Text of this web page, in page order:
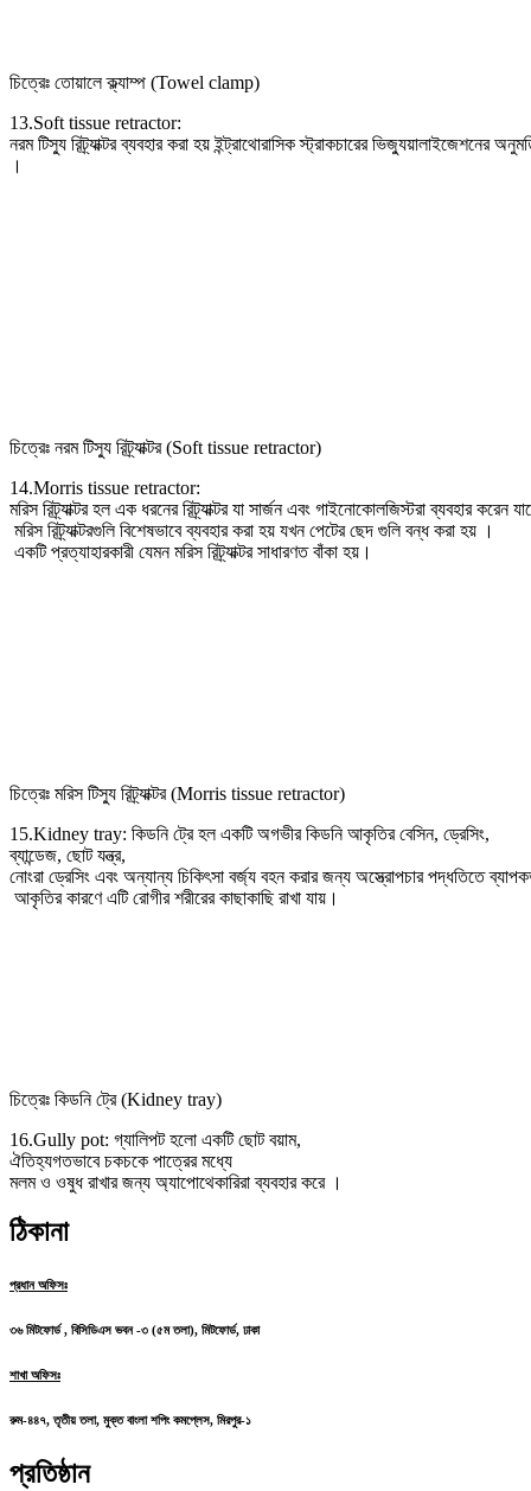
চিত্রেঃ তোয়ালে ক্ল্যাম্প (Towel clamp)
13.Soft tissue retractor:
নরম টিস্যু রিট্র্যাক্টর ব্যবহার করা হয় ইন্ট্রাথোরাসিক স্ট্রাকচারের ভিজ্যুয়ালাইজেশনের
।
চিত্রেঃ নরম টিস্যু রিট্র্যাক্টর (Soft tissue retractor)
14.Morris tissue retractor:
মরিস রিট্র্যাক্টর হল এক ধরনের রিট্র্যাক্টর যা সার্জন এবং গাইনোকোলজিস্টরা ব্যবহার
মরিস রিট্র্যাক্টরগুলি বিশেষভাবে ব্যবহার করা হয় যখন পেটের ছেদ গুলি বন্ধ করা হয় ।
একটি প্রত্যাহারকারী যেমন মরিস রিট্র্যাক্টর সাধারণত বাঁকা হয়।
চিত্রেঃ মরিস টিস্যু রিট্র্যাক্টর (Morris tissue retractor)
15.Kidney tray: কিডনি ট্রে হল একটি অগভীর কিডনি আকৃতির বেসিন, ড্রেসিং,
ব্যান্ডেজ, ছোট যন্ত্র,
নোংরা ড্রেসিং এবং অন্যান্য চিকিৎসা বর্জ্য বহন করার জন্য অস্ত্রোপচার পদ্ধতিতে
আকৃতির কারণে এটি রোগীর শরীরের কাছাকাছি রাখা যায়।
চিত্রেঃ কিডনি ট্রে (Kidney tray)
16.Gully pot: গ্যালিপট হলো একটি ছোট বয়াম,
ঐতিহ্যগতভাবে চকচকে পাত্রের মধ্যে
মলম ও ওষুধ রাখার জন্য অ্যাপোথেকারিরা ব্যবহার করে ।
ঠিকানা
প্রধান অফিসঃ
৩৬ মিটফোর্ড , বিসিডিএস ভবন -৩ (৫ম তলা), মিটফোর্ড, ঢাকা
শাখা অফিসঃ
রুম-৪৪৭, তৃতীয় তলা, মুক্ত বাংলা শপিং কমপ্লেস, মিরপুর-১
প্রতিষ্ঠান